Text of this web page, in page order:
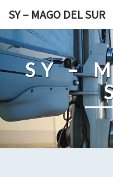
content
SY – MAGO DEL SUR
SY –